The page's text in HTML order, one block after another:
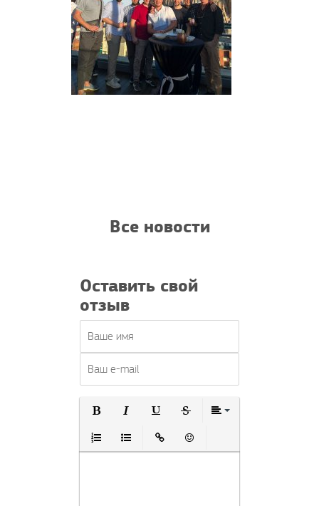
Все новости
Оставить свой
отзыв
Нумерованный список
Маркированный список
Вставить ссылку
Вставить смайлик